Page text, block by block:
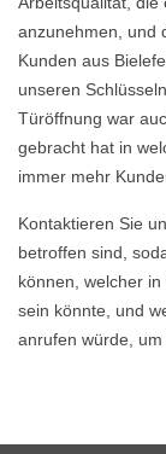
anzunehmen, und
Kunden aus
unseren
Türöffnung war
gebracht hat in
immer mehr
Kontaktieren Sie
betroffen sind,
können, welcher
sein könnte, und
anrufen würde, um